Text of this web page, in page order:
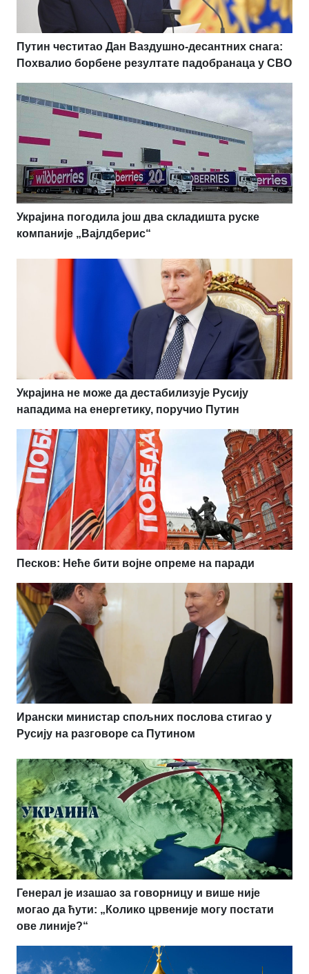
Путин честитао Дан Ваздушно-десантних снага:
Похвалио борбене резултате падобранаца у СВО
Украјина погодила још два складишта руске
компаније „Вајлдберис“
Украјина не може да дестабилизује Русију
нападима на енергетику, поручио Путин
Песков: Неће бити војне опреме на паради
Ирански министар спољних послова стигао у
Русију на разговоре са Путином
Генерал је изашао за говорницу и више није
могао да ћути: „Колико црвеније могу постати
ове линије?“